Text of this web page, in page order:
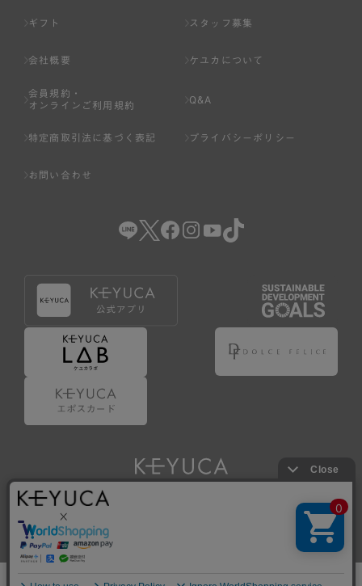
ギフト スタッフ募集
会社概要 ケユカについて
会員規約・
オンラインご利用規約
Q&A
特定商取引法に基づく表記 プライバシーポリシー
お問い合わせ
Copyright © KAWAJUN Co., Ltd. All Rights Reserved.